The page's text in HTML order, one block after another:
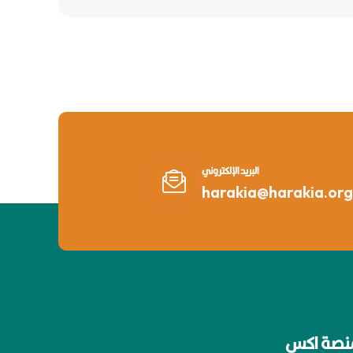
البريد الإلكتروني
اكس